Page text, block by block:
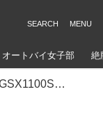
オートバイ女子部 絶
OHNO-SPEED GSX1100S（スズキ GSX1100S）ファイナルベースのボルトオンパーツ吟味･検証用車両【Heritage&Legends】